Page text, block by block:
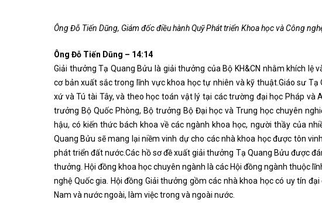
Ông Đỗ Tiến Dũng, Giám đốc điều hành Quỹ Phát triển Khoa học và Công
Ông Đỗ Tiến Dũng – 14:14
Giải thưởng Tạ Quang Bửu là giải thưởng của Bộ KH&CN nhằm khích
cơ bản xuất sắc trong lĩnh vực khoa học tự nhiên và kỹ thuật.Giáo sư
xứ và Tú tài Tây, và theo học toán vật lý tại các trường đại học Pháp và
trưởng Bộ Quốc Phòng, Bộ trưởng Bộ Đại học và Trung học chuyên
hậu, có kiến thức bách khoa về các ngành khoa học, người thầy của
Quang Bửu sẽ mang lại niềm vinh dự cho các nhà khoa học được tôn
phát triển đất nước.Các hồ sơ đề xuất giải thưởng Tạ Quang Bửu được
thưởng. Hội đồng khoa học chuyên ngành là các Hội đồng ngành thuộc
nghệ Quốc gia. Hội đồng Giải thưởng gồm các nhà khoa học có uy tín
Nam và nước ngoài, làm việc trong và ngoài nước.